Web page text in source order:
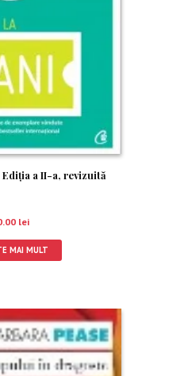
Ediţia a II-a, revizuită
lei
MAI MULT